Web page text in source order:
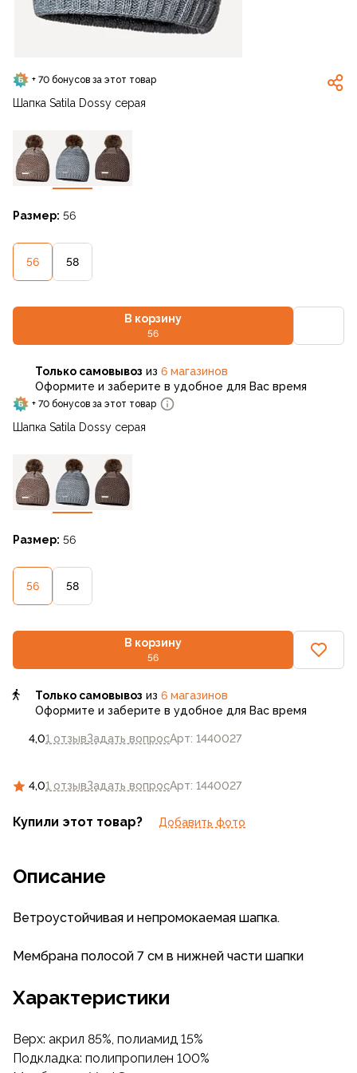
+ 70 бонусов за этот товар
Шапка Satila Dossy серая
Размер: 56
56 58
В корзину
56
4,01 отзывЗадать вопросАрт: 1440027
Только самовывоз из 6 магазинов
Оформите и заберите в удобное для Вас время
+ 70 бонусов за этот товар
Шапка Satila Dossy серая
Размер: 56
56 58
В корзину
56
4,01 отзывЗадать вопросАрт: 1440027
Только самовывоз из 6 магазинов
Оформите и заберите в удобное для Вас время
Купили этот товар? Добавить фото
Описание
Ветроустойчивая и непромокаемая шапка.
Мембрана полосой 7 см в нижней части шапки
Характеристики
Верх: акрил 85%, полиамид 15%
Подкладка: полипропилен 100%